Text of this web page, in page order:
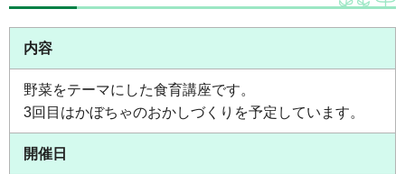
内容
野菜をテーマにした食育講座です。
3回目はかぼちゃのおかしづくりを予定しています。
開催日